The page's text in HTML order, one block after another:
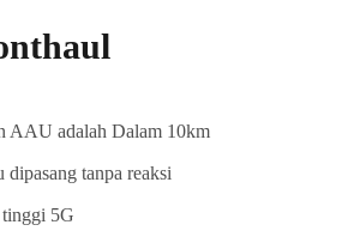
AAU adalah Dalam 10km
tanpa reaksi
5G